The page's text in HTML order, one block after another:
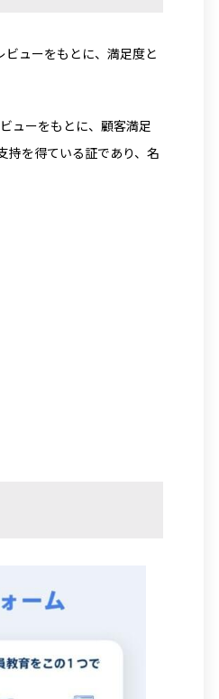
ューをもとに、満足度と
ューをもとに、顧客満足
持を得ている証であり、名